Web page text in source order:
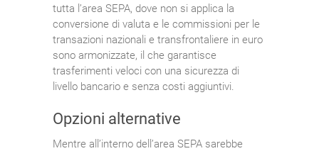
tutta l’area SEPA, dove non si applica la
conversione di valuta e le commissioni per le
transazioni nazionali e transfrontaliere in euro
sono armonizzate, il che garantisce
trasferimenti veloci con una sicurezza di
livello bancario e senza costi aggiuntivi.
Opzioni alternative
Mentre all’interno dell’area SEPA sarebbe